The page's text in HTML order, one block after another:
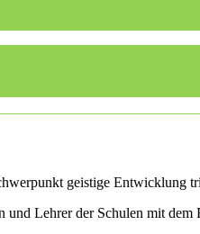
geistige Entwicklung
Lehrer der Schulen mit